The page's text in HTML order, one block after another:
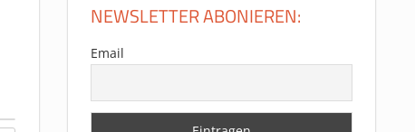
NEWSLETTER ABONIEREN:
Email